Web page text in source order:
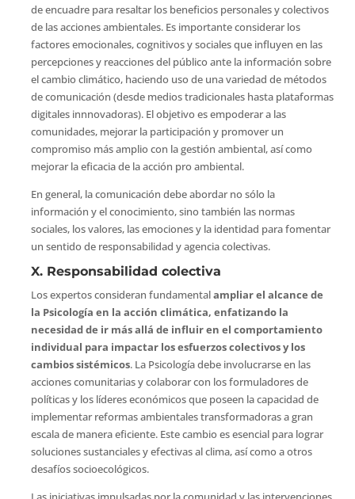
de encuadre para resaltar los beneficios personales y colectivos
de las acciones ambientales. Es importante considerar los
factores emocionales, cognitivos y sociales que influyen en las
percepciones y reacciones del público ante la información sobre
el cambio climático, haciendo uso de una variedad de métodos
de comunicación (desde medios tradicionales hasta plataformas
digitales innnovadoras). El objetivo es empoderar a las
comunidades, mejorar la participación y promover un
compromiso más amplio con la gestión ambiental, así como
mejorar la eficacia de la acción pro ambiental.
En general, la comunicación debe abordar no sólo la
información y el conocimiento, sino también las normas
sociales, los valores, las emociones y la identidad para fomentar
un sentido de responsabilidad y agencia colectivas.
X. Responsabilidad colectiva
Los expertos consideran fundamentalampliar el alcance de
la Psicología en la acción climática, enfatizando la
necesidad de ir más allá de influir en el comportamiento
individual para impactar los esfuerzos colectivos y los
cambios sistémicos. La Psicología debe involucrarse en las
acciones comunitarias y colaborar con los formuladores de
políticas y los líderes económicos que poseen la capacidad de
implementar reformas ambientales transformadoras a gran
escala de manera eficiente. Este cambio es esencial para lograr
soluciones sustanciales y efectivas al clima, así como a otros
desafíos socioecológicos.